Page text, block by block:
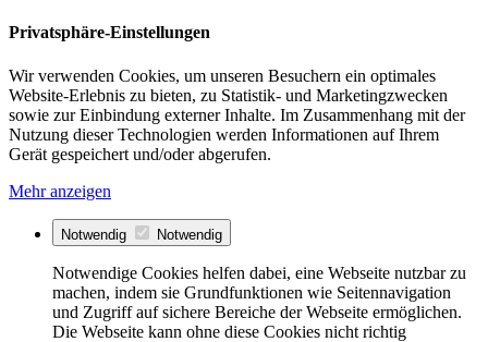
Privatsphäre-Einstellungen
Wir verwenden Cookies, um unseren Besuchern ein optimales
Website-Erlebnis zu bieten, zu Statistik- und Marketingzwecken
sowie zur Einbindung externer Inhalte. Im Zusammenhang mit der
Nutzung dieser Technologien werden Informationen auf Ihrem
Gerät gespeichert und/oder abgerufen.
Mehr anzeigen
Notwendig Notwendig
Notwendige Cookies helfen dabei, eine Webseite nutzbar zu
machen, indem sie Grundfunktionen wie Seitennavigation
und Zugriff auf sichere Bereiche der Webseite ermöglichen.
Die Webseite kann ohne diese Cookies nicht richtig